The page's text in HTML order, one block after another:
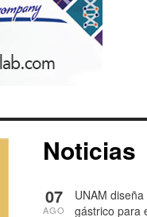
Noticias
UNAM
gástrico para
07
AGO